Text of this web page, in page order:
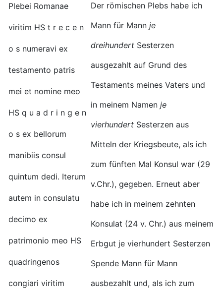
Plebei Romanae
viritim HS t r e c e n
o s numeravi ex
testamento patris
mei et nomine meo
HS q u a d r i n g e n
o s ex bellorum
manibiis consul
quintum dedi. Iterum
autem in consulatu
decimo ex
patrimonio meo HS
quadringenos
congiari viritim
Der römischen Plebs habe ich
Mann für Mann je
dreihundert Sesterzen
ausgezahlt auf Grund des
Testaments meines Vaters und
in meinem Namen je
vierhundert Sesterzen aus
Mitteln der Kriegsbeute, als ich
zum fünften Mal Konsul war (29
v.Chr.), gegeben. Erneut aber
habe ich in meinem zehnten
Konsulat (24 v. Chr.) aus meinem
Erbgut je vierhundert Sesterzen
Spende Mann für Mann
ausbezahlt und, als ich zum